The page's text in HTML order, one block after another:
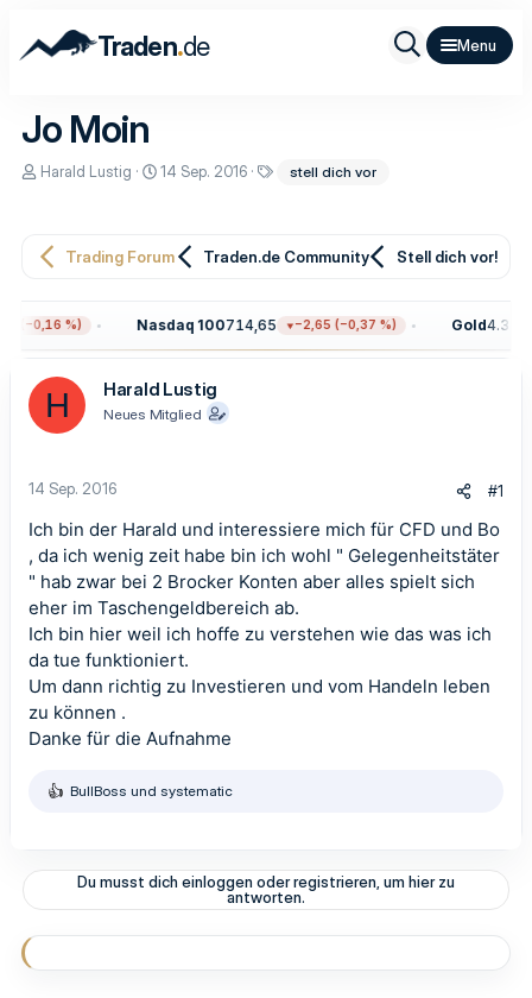
Traden.de
Jo Moin
E
l
r
Harald Lustig
E
l
a
14 Sep. 2016
g
r
stell dich vor
Trading Forum Traden.de Community Stell dich vor!
(−0,16 %) Nasdaq 100714,65 −2,65 (−0,37 %) Gold
H Harald Lustig
Neues Mitglied
14 Sep. 2016 #1
Ich bin der Harald und interessiere mich für CFD und Bo
, da ich wenig zeit habe bin ich wohl " Gelegenheitstäter
" hab zwar bei 2 Brocker Konten aber alles spielt sich
eher im Taschengeldbereich ab.
Ich bin hier weil ich hoffe zu verstehen wie das was ich
da tue funktioniert.
Um dann richtig zu Investieren und vom Handeln leben
zu können .
Danke für die Aufnahme
R
t
o
n
n
BullBoss und systematic
Du musst dich einloggen oder registrieren, um hier zu
antworten.